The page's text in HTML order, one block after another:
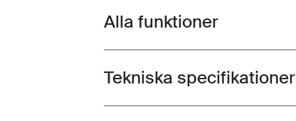
Toggle features
Alla funktioner
Toggle techspec
Tekniska specifikationer